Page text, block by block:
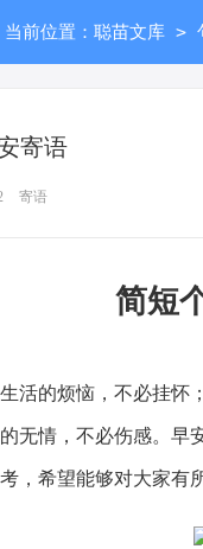
当前位置： 聪苗文库 >
寄语
寄语
简短
的烦恼，不必挂怀；
无情，不必伤感。早
，希望能够对大家有